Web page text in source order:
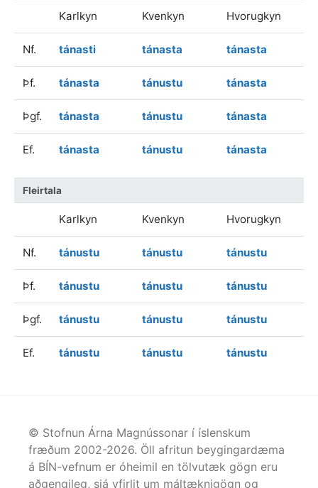
Karlkyn Kvenkyn Hvorugkyn
Nf. tánasti tánasta tánasta
Þf. tánasta tánustu tánasta
Þgf. tánasta tánustu tánasta
Ef. tánasta tánustu tánasta
Fleirtala
Karlkyn Kvenkyn Hvorugkyn
Nf. tánustu tánustu tánustu
Þf. tánustu tánustu tánustu
Þgf. tánustu tánustu tánustu
Ef. tánustu tánustu tánustu
© Stofnun Árna Magnússonar í íslenskum
fræðum 2002-2026. Öll afritun beygingardæma
á BÍN-vefnum er óheimil en tölvutæk gögn eru
aðgengileg, sjá yfirlit um máltæknigögn og